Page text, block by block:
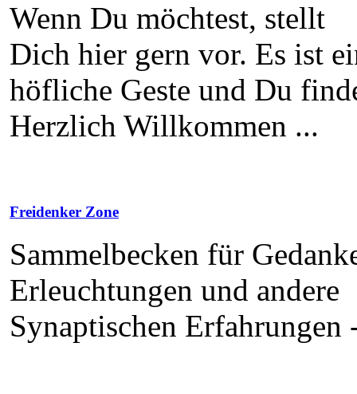
Wenn Du möchtest, stellt
Dich hier gern vor. Es ist
höfliche Geste und Du
Herzlich Willkommen ...
Freidenker Zone
Sammelbecken für
Erleuchtungen und andere
Synaptischen